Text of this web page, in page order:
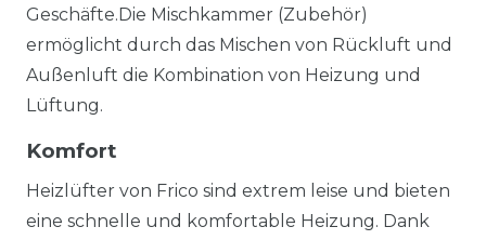
Geschäfte.Die Mischkammer (Zubehör)
ermöglicht durch das Mischen von Rückluft und
Außenluft die Kombination von Heizung und
Lüftung.
Komfort
Heizlüfter von Frico sind extrem leise und bieten
eine schnelle und komfortable Heizung. Dank